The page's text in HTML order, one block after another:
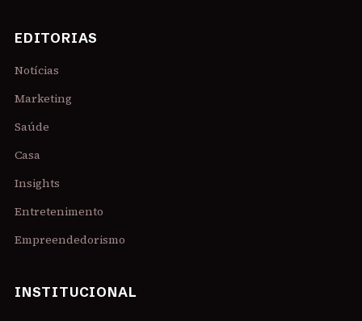
EDITORIAS
Notícias
Marketing
Saúde
Casa
Insights
Entretenimento
Empreendedorismo
INSTITUCIONAL